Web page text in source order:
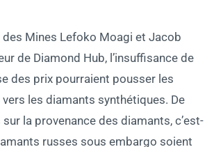
Mines Lefoko Moagi et Jacob
de Diamond Hub, l’insuffisance de
des prix pourraient pousser les
les diamants synthétiques. De
la provenance des diamants, c’est-
russes sous embargo soient